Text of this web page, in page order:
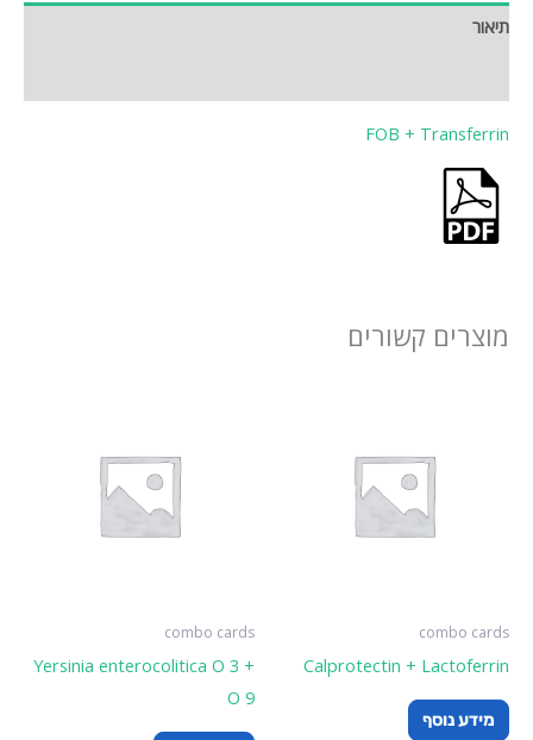
תיאור
FOB + Transferrin
מוצרים קשורים
combo cards
Calprotectin + Lactoferrin
מידע נוסף
combo cards
Yersinia enterocolitica O 3 +
O 9